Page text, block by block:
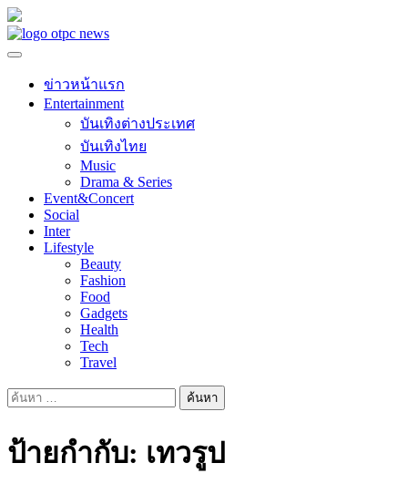
Skip
to
ข่าวหน้าแรก
Entertainment
บันเทิงต่างประเทศ
บันเทิงไทย
Music
Drama & Series
Event&Concert
Social
Inter
Lifestyle
Beauty
Fashion
Food
Gadgets
Health
Tech
Travel
ค้นหา
ป้ายกำกับ: เทวรูป